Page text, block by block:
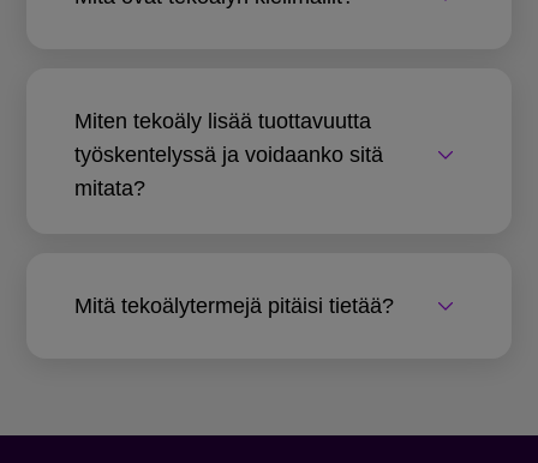
Miten tekoäly lisää tuottavuutta
työskentelyssä ja voidaanko sitä
mitata?
Mitä tekoälytermejä pitäisi tietää?